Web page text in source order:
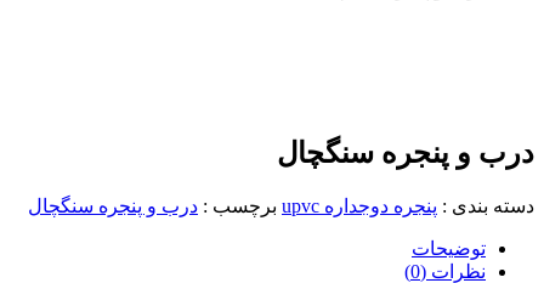
درب و پنجره سنگچال
دسته بندی : پنجره دوجداره upvc برچسب : درب و پنجره سنگچال
توضیحات
نظرات (0)